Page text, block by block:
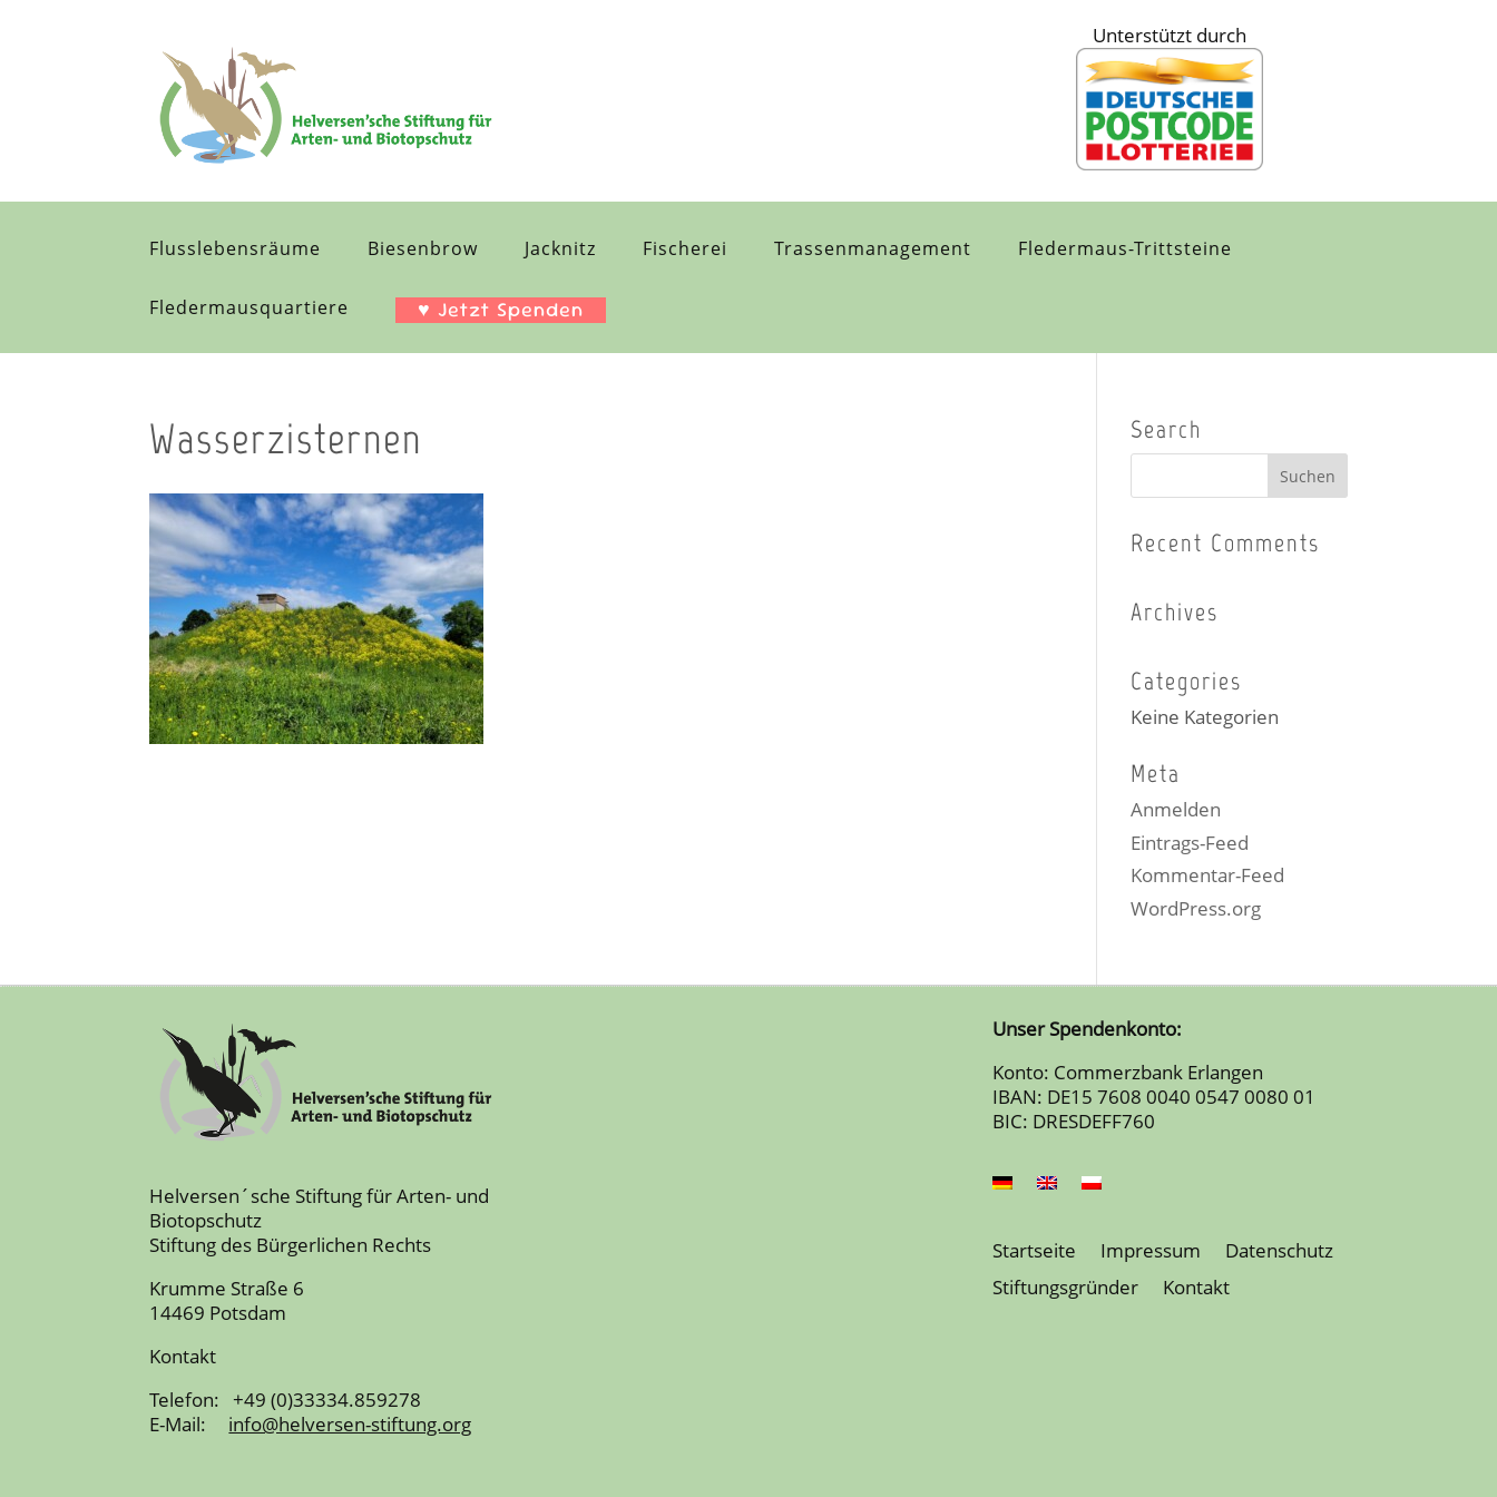
Unterstützt durch
Flusslebensräume Biesenbrow Jacknitz Fischerei Trassenmanagement Fledermaus-Trittsteine
Fledermausquartiere ♥ Jetzt Spenden
Wasserzisternen Search
Recent Comments
Archives
Categories
Keine Kategorien
Meta
Anmelden
Eintrags-Feed
Kommentar-Feed
WordPress.org
Helversen´sche Stiftung für Arten- und
Biotopschutz
Stiftung des Bürgerlichen Rechts
Krumme Straße 6
14469 Potsdam
Kontakt
Telefon: +49 (0)33334.859278
E-Mail:
info@helversen-stiftung.org
Unser Spendenkonto:
Konto: Commerzbank Erlangen
IBAN: DE15 7608 0040 0547 0080 01
BIC: DRESDEFF760
Startseite Impressum
Datenschutz
Stiftungsgründer
Kontakt